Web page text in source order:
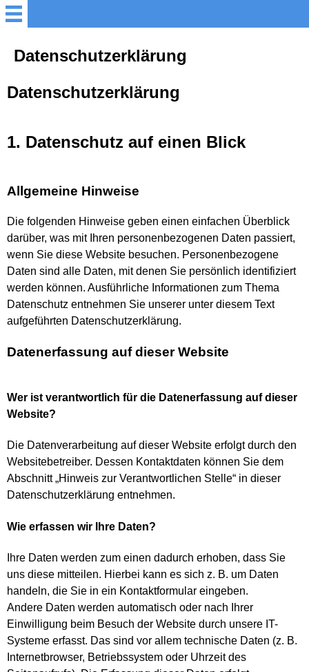
Startseite
Programme
Bücher
Warten auf Queneau
Der alte Hanauer
CDs
ITF-Club
Einsätzlinge
Social Media
Presse
Kontakt
Impressum
Datenschutzerklärung
Datenschutz­erklärung
1. Datenschutz auf einen Blick
Allgemeine Hinweise
Die folgenden Hinweise geben einen einfachen Überblick
darüber, was mit Ihren personenbezogenen Daten passiert,
wenn Sie diese Website besuchen. Personenbezogene
Daten sind alle Daten, mit denen Sie persönlich identifiziert
werden können. Ausführliche Informationen zum Thema
Datenschutz entnehmen Sie unserer unter diesem Text
aufgeführten Datenschutzerklärung.
Datenerfassung auf dieser Website
Wer ist verantwortlich für die Datenerfassung auf dieser
Website?
Die Datenverarbeitung auf dieser Website erfolgt durch den
Websitebetreiber. Dessen Kontaktdaten können Sie dem
Abschnitt „Hinweis zur Verantwortlichen Stelle“ in dieser
Datenschutzerklärung entnehmen.
Wie erfassen wir Ihre Daten?
Ihre Daten werden zum einen dadurch erhoben, dass Sie
uns diese mitteilen. Hierbei kann es sich z. B. um Daten
handeln, die Sie in ein Kontaktformular eingeben.
Andere Daten werden automatisch oder nach Ihrer
Einwilligung beim Besuch der Website durch unsere IT-
Systeme erfasst. Das sind vor allem technische Daten (z. B.
Internetbrowser, Betriebssystem oder Uhrzeit des